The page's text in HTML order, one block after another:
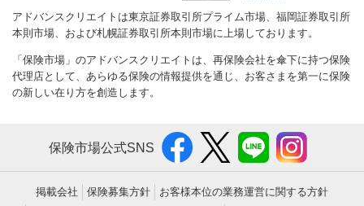
アドバンスクリエイトは東京証券取引所プライム市場、福岡証券取引所
本則市場、および札幌証券取引所本則市場に上場しております。
「保険市場」のアドバンスクリエイトは、再保険会社を傘下に持つ保険
代理店として、あらゆる保険の情報提供を通じ、お客さまを第一に保険
の新しい在り方を創造します。
保険市場公式SNS
掲載会社 保険募集方針 お客様本位の業務運営に関する方針